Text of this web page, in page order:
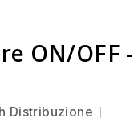
ON/OFF -
Distribuzione